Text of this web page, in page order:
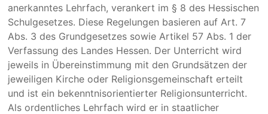
anerkanntes Lehrfach, verankert im § 8 des Hessischen
Schulgesetzes. Diese Regelungen basieren auf Art. 7
Abs. 3 des Grundgesetzes sowie Artikel 57 Abs. 1 der
Verfassung des Landes Hessen. Der Unterricht wird
jeweils in Übereinstimmung mit den Grundsätzen der
jeweiligen Kirche oder Religionsgemeinschaft erteilt
und ist ein bekenntnisorientierter Religionsunterricht.
Als ordentliches Lehrfach wird er in staatlicher